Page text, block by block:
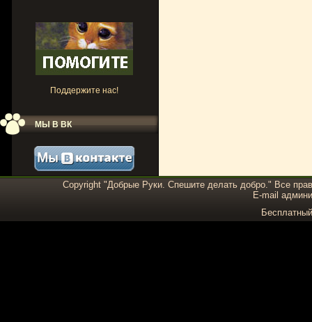
Поддержите нас!
МЫ В ВК
Copyright "Добрые Руки. Спешите делать добро." Все
E-mail